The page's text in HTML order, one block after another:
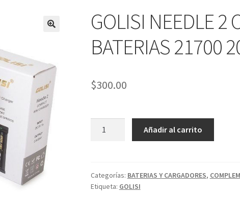
GOLISI NEEDLE 2
BATERIAS 21700
$300.00
PARA
2
Añadir al carrito
Categorías: BATERIAS Y CARGADORES,
Etiqueta: GOLISI